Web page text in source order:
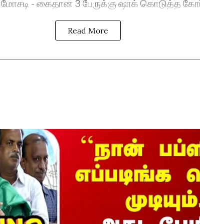
மோசடி - கைதான 3 பேருக்கு ஷாக் கொடுத்த
Read More